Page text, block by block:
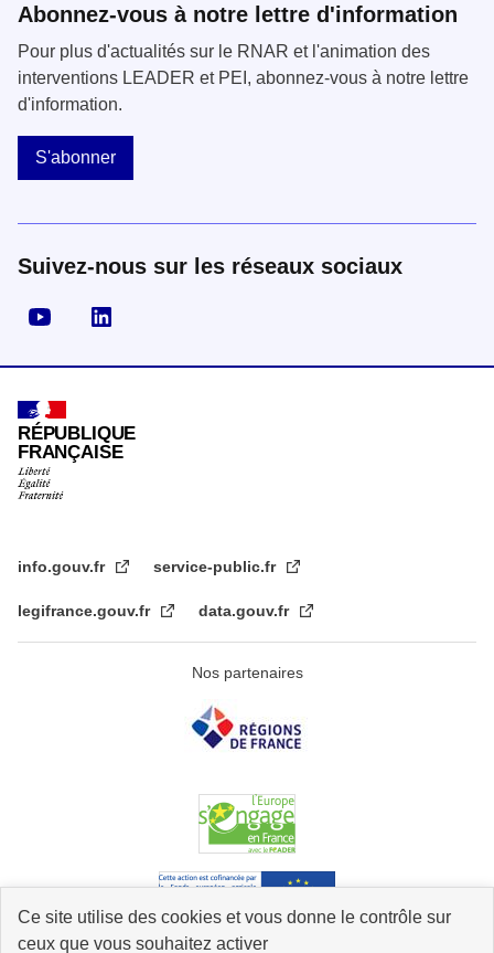
Ce site utilise des cookies et vous donne le contrôle sur
ceux que vous souhaitez activer
Abonnez-vous à notre lettre d'information
Pour plus d'actualités sur le RNAR et l'animation des
interventions LEADER et PEI, abonnez-vous à notre lettre
d'information.
S'abonner
Suivez-nous sur les réseaux sociaux
Visiter la page YouTube
RÉPUBLIQUE
FRANÇAISE
info.gouv.fr service-public.fr
legifrance.gouv.fr data.gouv.fr
Nos partenaires